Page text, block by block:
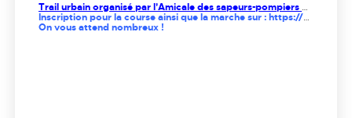
Trail urbain organisé par l'Amicale des sapeurs-pompiers de Salies du Salat le samedi 19 septembre 2026
Inscription pour la course ainsi que la marche sur : https://chrono-start.fr/Inscription/Course/detail/c/5489
On vous attend nombreux !